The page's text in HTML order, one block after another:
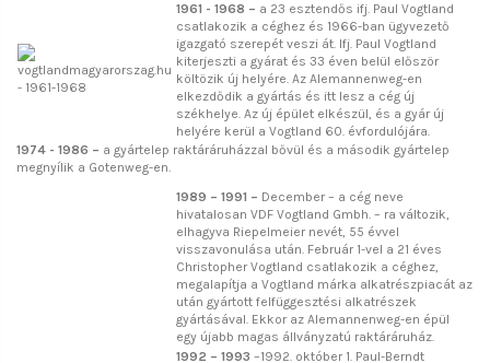
1961 - 1968 – a 23 esztendős ifj. Paul Vogtland
csatlakozik a céghez és 1966-ban ügyvezető
igazgató szerepét veszi át. Ifj. Paul Vogtland
kiterjeszti a gyárat és 33 éven belül először
költözik új helyére. Az Alemannenweg-en
elkezdődik a gyártás és itt lesz a cég új
székhelye. Az új épület elkészül, és a gyár új
helyére kerül a Vogtland 60. évfordulójára.
1974 - 1986 – a gyártelep raktáráruházzal bővül és a második gyártelep
megnyílik a Gotenweg-en.
1989 – 1991 – December – a cég neve
hivatalosan VDF Vogtland Gmbh. – ra változik,
elhagyva Riepelmeier nevét, 55 évvel
visszavonulása után. Február 1-vel a 21 éves
Christopher Vogtland csatlakozik a céghez,
megalapítja a Vogtland márka alkatrészpiacát az
után gyártott felfüggesztési alkatrészek
gyártásával. Ekkor az Alemannenweg-en épül
egy újabb magas állványzatú raktáráruház.
1992 – 1993 –1992. október 1. Paul-Berndt